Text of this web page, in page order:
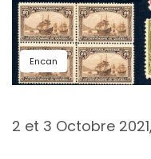
Encan
2 et 3 Octobre